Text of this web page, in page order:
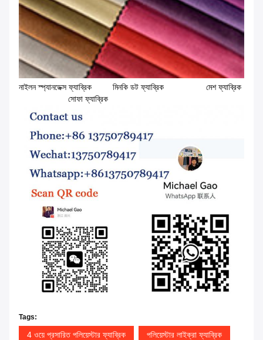
নাইলন স্প্যানডেক্স ফ্যাব্রিক মিনকি ডট ফ্যাব্রিক মেশ ফ্যাব্রিক
সোফা ফ্যাব্রিক
Tags:
4 ওয়ে প্রসারিত পলিয়েস্টার ফ্যাব্রিক পলিয়েস্টার লাইক্রা ফ্যাব্রিক